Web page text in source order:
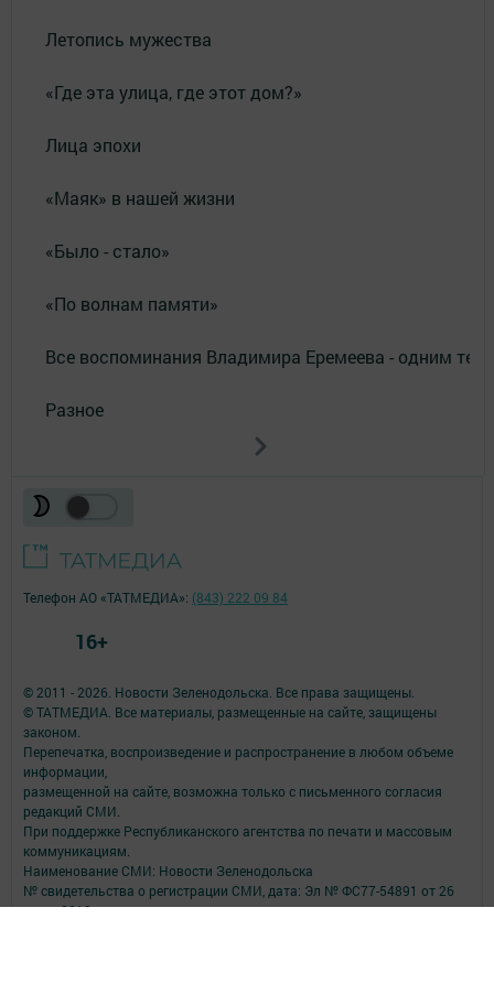
Летопись мужества
«Где эта улица, где этот дом?»
Лица эпохи
«Маяк» в нашей жизни
«Было - стало»
«По волнам памяти»
Все воспоминания Владимира Еремеева - одним
Разное
© 2011 - 2026. Новости Зеленодольска. Все права защищены.
© ТАТМЕДИА. Все материалы, размещенные на сайте, защищены
законом.
Перепечатка, воспроизведение и распространение в любом объеме
информации,
размещенной на сайте, возможна только с письменного согласия
редакций СМИ.
При поддержке Республиканского агентства по печати и массовым
коммуникациям.
Наименование СМИ: Новости Зеленодольска
№ свидетельства о регистрации СМИ, дата: Эл № ФС77-54891 от 26
июля 2013 г.
Телефон АО «ТАТМЕДИА»: (843) 222 09 84
16+